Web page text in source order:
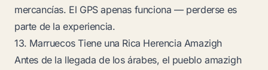
mercancías. El GPS apenas funciona — perderse es
parte de la experiencia.
13. Marruecos Tiene una Rica Herencia Amazigh
Antes de la llegada de los árabes, el pueblo amazigh